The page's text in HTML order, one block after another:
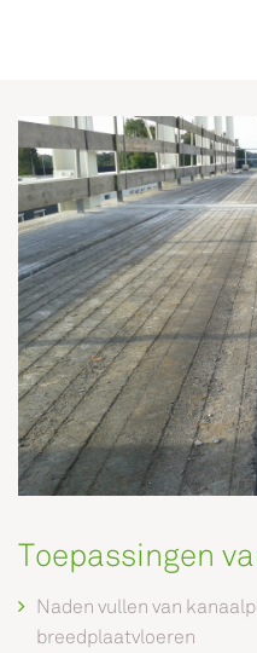
Toepassingen
Naden vullen van
breedplaatvloeren